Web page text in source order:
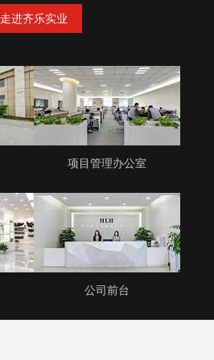
走进齐乐实业
项目管理办公室
公司前台